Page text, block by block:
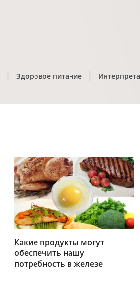
Здоровое питание
Какие продукты могут
обеспечить нашу
потребность в железе